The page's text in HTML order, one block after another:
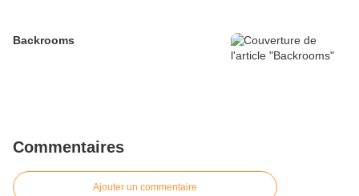
Backrooms
Commentaires
Ajouter un commentaire